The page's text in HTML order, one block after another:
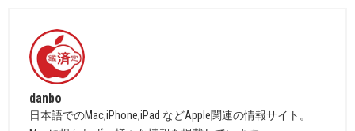
danbo
日本語でのMac,iPhone,iPad などApple関連の情報サイト。